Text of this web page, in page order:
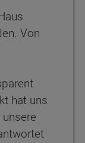
Von
hat uns